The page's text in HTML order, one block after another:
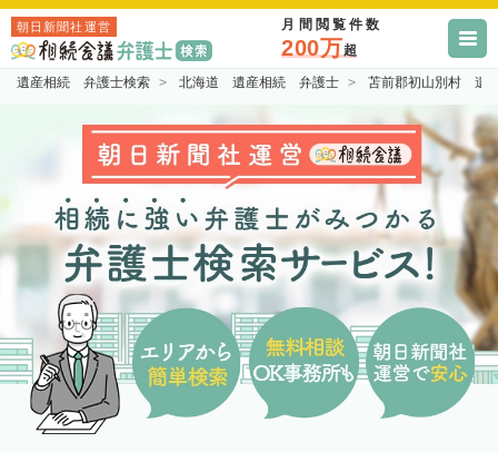
朝日新聞社運営 月間閲覧件数
200万超
遺産相続 弁護士検索 北海道 遺産相続 弁護士 苫前郡初山別村 遺